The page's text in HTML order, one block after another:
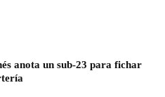
anota un sub-23 para fichar